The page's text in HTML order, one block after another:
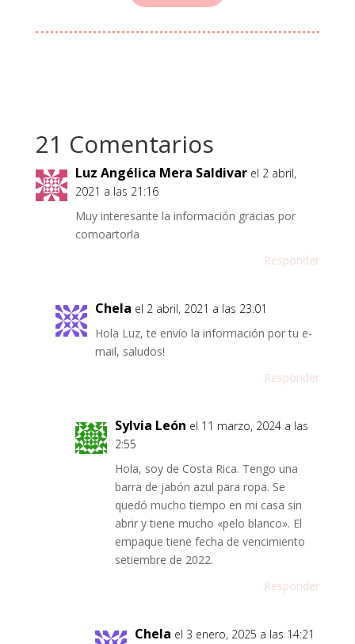
21 Comentarios
Luz Angélica Mera Saldivar el 2 abril,
2021 a las 21:16
Muy interesante la información gracias por
comoartorla
Responder
Chela el 2 abril, 2021 a las 23:01
Hola Luz, te envío la información por tu e-
mail, saludos!
Responder
Sylvia León el 11 marzo, 2024 a las
2:55
Hola, soy de Costa Rica. Tengo una
barra de jabón azul para ropa. Se
quedó mucho tiempo en mi casa sin
abrir y tiene mucho «pelo blanco». El
empaque tiene fecha de vencimiento
setiembre de 2022.
Responder
Chela el 3 enero, 2025 a las 14:21